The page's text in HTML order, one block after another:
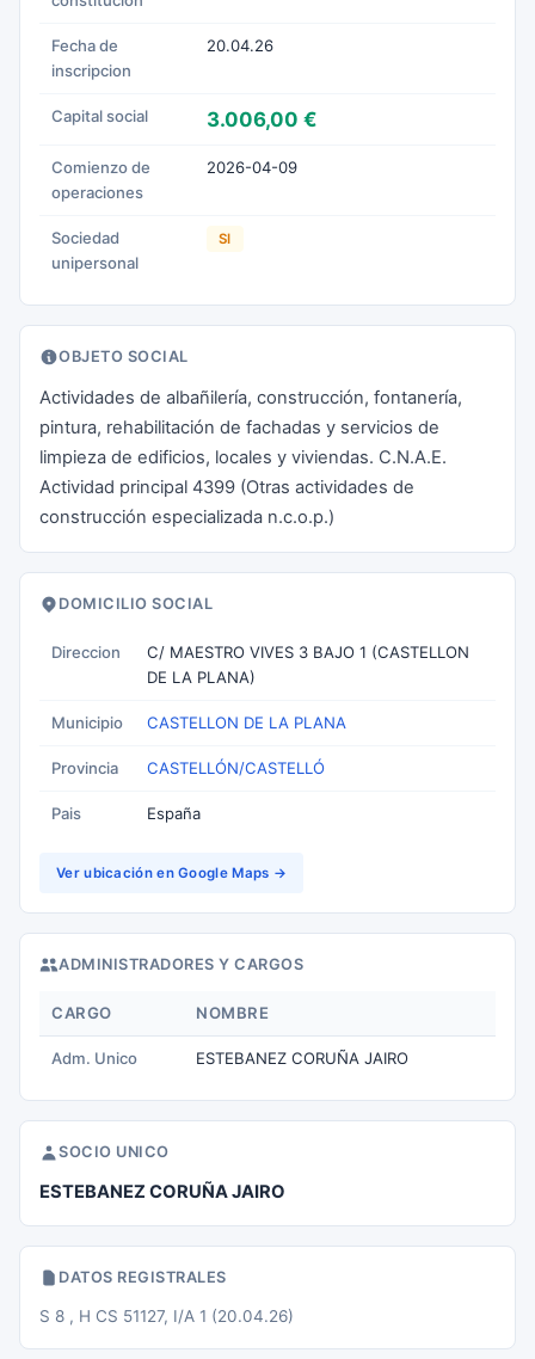
Fecha de
inscripcion
20.04.26
Capital social 3.006,00 €
Comienzo de
operaciones
2026-04-09
Sociedad
unipersonal
SI
OBJETO SOCIAL
Actividades de albañilería, construcción, fontanería,
pintura, rehabilitación de fachadas y servicios de
limpieza de edificios, locales y viviendas. C.N.A.E.
Actividad principal 4399 (Otras actividades de
construcción especializada n.c.o.p.)
DOMICILIO SOCIAL
Direccion
C/ MAESTRO VIVES 3 BAJO 1 (CASTELLON
DE LA PLANA)
Municipio CASTELLON DE LA PLANA
Provincia CASTELLÓN/CASTELLÓ
Pais España
Ver ubicación en Google Maps →
ADMINISTRADORES Y CARGOS
CARGO NOMBRE
Adm. Unico ESTEBANEZ CORUÑA JAIRO
SOCIO UNICO
ESTEBANEZ CORUÑA JAIRO
DATOS REGISTRALES
S 8 , H CS 51127, I/A 1 (20.04.26)